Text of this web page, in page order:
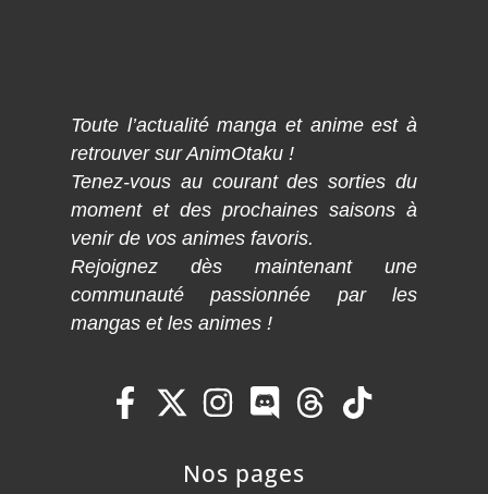
Toute l’actualité manga et anime est à
retrouver sur AnimOtaku !
Tenez-vous au courant des sorties du
moment et des prochaines saisons à
venir de vos animes favoris.
Rejoignez dès maintenant une
communauté passionnée par les
mangas et les animes !
Nos pages